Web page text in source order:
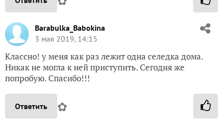
Barabulka_Babokina
3 мая 2019, 14:15
Классно! у меня как раз лежит одна селедка дома.
Никак не могла к ней приступить. Сегодня же
попробую. Спасибо!!!
Ответить ✿